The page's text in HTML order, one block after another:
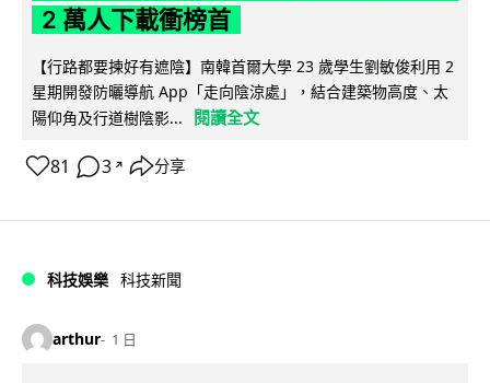
2 萬人下載衝榜首
【行路都要揀好有遮陰】南韓首爾大學 23 歲學生劉敏俊利用 2
星期開發防曬導航 App「走向陰涼處」，結合建築物高度、太
陽仰角及行道樹陰影...
閱讀全文
81 3 ↗ 分享
科技娛樂 科技新聞
arthur 1 日